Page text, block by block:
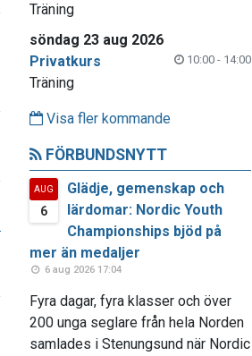
Träning
söndag 23 aug 2026
Privatkurs
10:00 - 14:00
Träning
Visa fler kommande
FÖRBUNDSNYTT
AUG
6
Glädje, gemenskap och
lärdomar: Nordic Youth
Championships bjöd på
mer än medaljer
6 aug 2026 17:04
Fyra dagar, fyra klasser och över
200 unga seglare från hela Norden
samlades i Stenungsund när Nordic